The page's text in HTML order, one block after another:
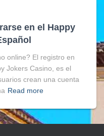
en el Happy
online? El registro en
Jokers Casino, es el
crean una cuenta
Read more